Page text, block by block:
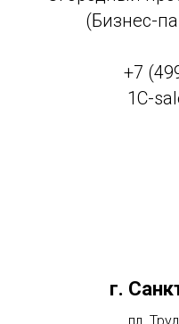
(Бизнес-
+7
1C-
г.